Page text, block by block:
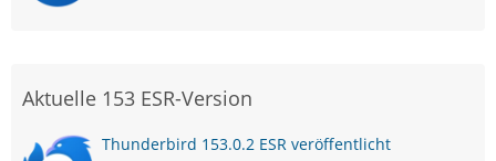
Aktuelle 153 ESR-Version
Thunderbird 153.0.2 ESR veröffentlicht